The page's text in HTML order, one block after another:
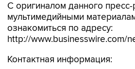
С оригиналом данного пресс-
мультимедийными
ознакомиться по адресу:
http://www.businesswire.com/
Контактная информация: